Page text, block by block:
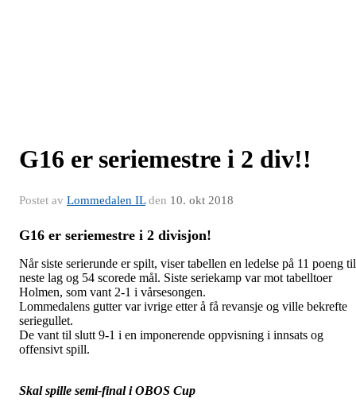
G16 er seriemestre i 2 div!!
Postet av Lommedalen ILden 10. okt 2018
G16 er seriemestre i 2 divisjon!
Når siste serierunde er spilt, viser tabellen en ledelse på 11 poeng til
neste lag og 54 scorede mål. Siste seriekamp var mot tabelltoer
Holmen, som vant 2-1 i vårsesongen.
Lommedalens gutter var ivrige etter å få revansje og ville bekrefte
seriegullet.
De vant til slutt 9-1 i en imponerende oppvisning i innsats og
offensivt spill.
Skal spille semi-final i OBOS Cup